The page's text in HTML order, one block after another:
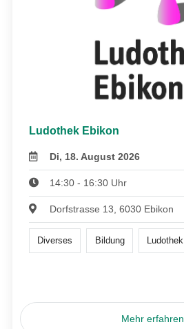
Ludothek Ebikon
Di, 18. August 2026
14:30 - 16:30 Uhr
Dorfstrasse 13, 6030 Ebikon
Diverses Bildung Ludothek
Mehr erfahren